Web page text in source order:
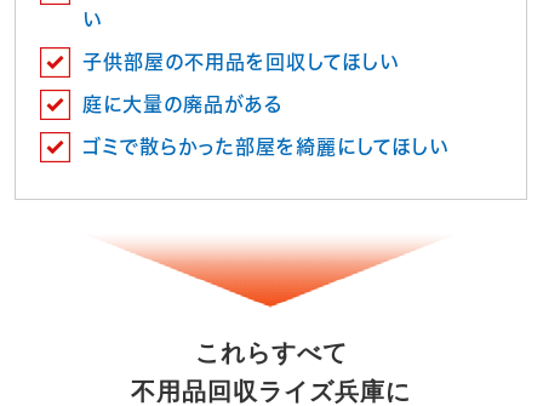
い
子供部屋の不用品を回収してほしい
庭に大量の廃品がある
ゴミで散らかった部屋を綺麗にしてほしい
これらすべて
不用品回収ライズ兵庫に